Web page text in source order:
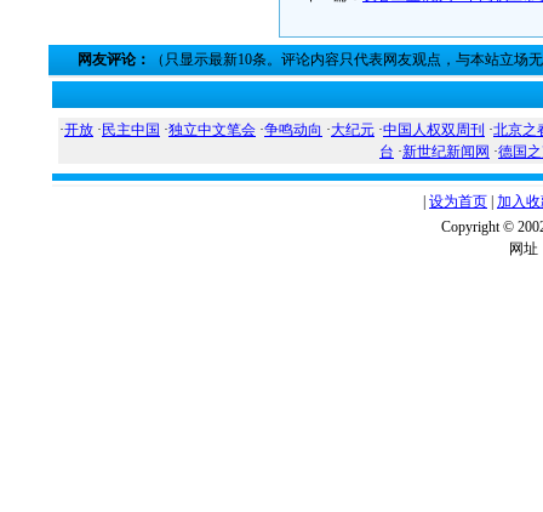
网友评论： （只显示最新10条。评论内容只代表网友观点，与本站立场
·开放 · 民主中国 ·独立中文笔会 ·争鸣动向 ·大纪元 ·中国人权双周刊 ·北京之
台 ·新世纪新闻网 ·德国
设为首页 加入
Copyright ©
网址